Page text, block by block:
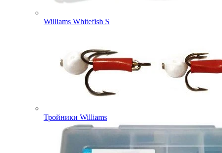
Williams Whitefish S
Тройники Williams